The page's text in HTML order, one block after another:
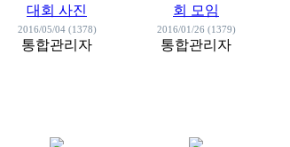
대회 사진
2016/05/04 (1378)
통합관리자
회 모임
2016/01/26 (1379)
통합관리자